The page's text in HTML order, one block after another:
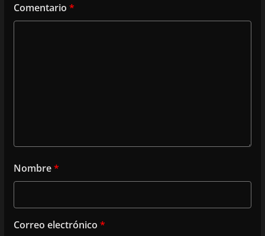
Comentario *
Nombre*
Correo electrónico *